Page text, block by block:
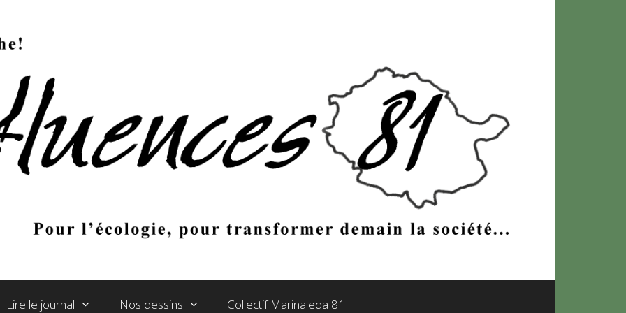
Lire le journal Nos dessins Collectif Marinaleda 81